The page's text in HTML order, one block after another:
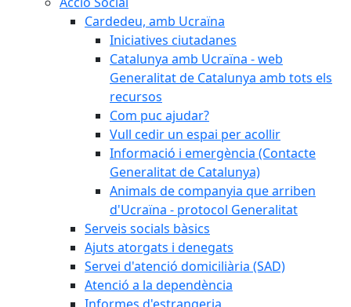
Cardedeu, amb Ucraïna
Iniciatives ciutadanes
Catalunya amb Ucraïna - web
Generalitat de Catalunya amb tots els
recursos
Com puc ajudar?
Vull cedir un espai per acollir
Informació i emergència (Contacte
Generalitat de Catalunya)
Animals de companyia que arriben
d'Ucraïna - protocol Generalitat
Serveis socials bàsics
Ajuts atorgats i denegats
Servei d'atenció domiciliària (SAD)
Atenció a la dependència